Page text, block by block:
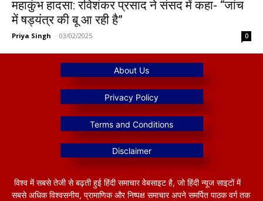
महाकुंभ हादसा: रविशंकर प्रसाद ने संसद में कहा- “जांच
में षड्यंत्र की बू आ रही है”
Priya Singh - 03/02/2025 0
विश्व में सबसे तेजी से बढ़ती हुई हिंदी समाचार वेबसाइट है, जो हिंदी न्यूज साइटों में
सबसे अधिक विश्वसनीय, प्रामाणिक और निष्पक्ष समाचार अपने समर्पित पाठक वर्ग तक